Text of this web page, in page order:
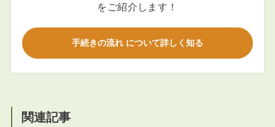
をご紹介します！
手続きの流れ について詳しく知る
関連記事